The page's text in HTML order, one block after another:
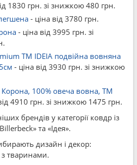
1830 грн. зі знижкою 480 грн.
- ціна від 3780 грн.
- ціна від 3995 грн. зі
TM IDEIA подвійна вовняна
- ціна від 3930 грн. зі знижкою
100% овеча вовна, ТМ
4910 грн. зі знижкою 1475 грн.
брендів у категорії ковдр із
та «Ідея».
дизайн і декор:
з тваринами.